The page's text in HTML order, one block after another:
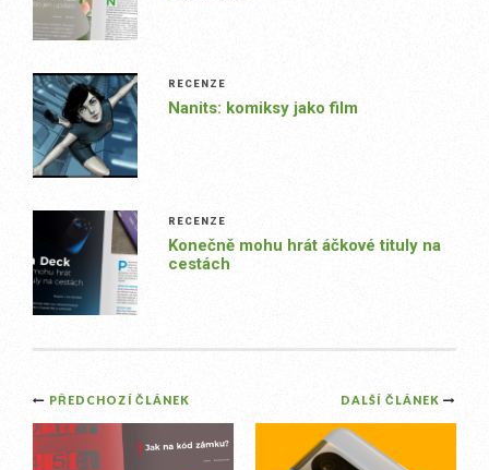
RECENZE
Nanits: komiksy jako film
RECENZE
Konečně mohu hrát áčkové tituly na
cestách
Post
navigation
DALŠÍ ČLÁNEK
PŘEDCHOZÍ ČLÁNEK